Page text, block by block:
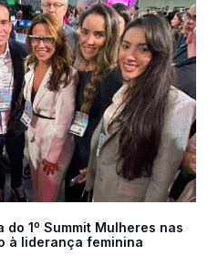
1º Summit Mulheres nas
à liderança feminina